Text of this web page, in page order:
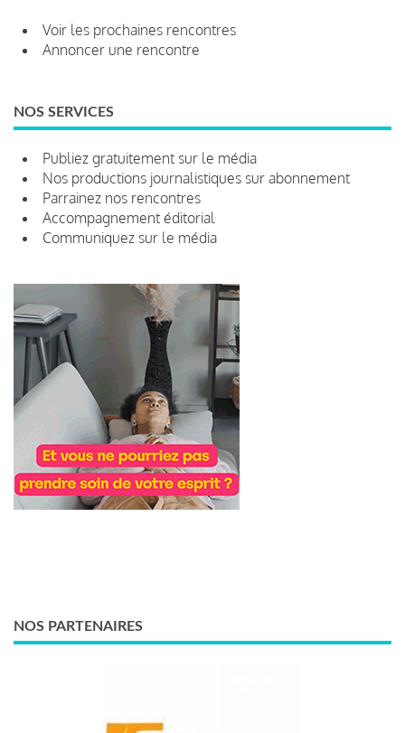
Voir les prochaines rencontres
Annoncer une rencontre
NOS SERVICES
Publiez gratuitement sur le média
Nos productions journalistiques sur abonnement
Parrainez nos rencontres
Accompagnement éditorial
Communiquez sur le média
NOS PARTENAIRES